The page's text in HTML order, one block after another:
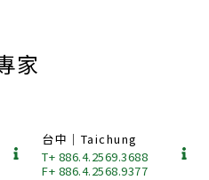
家
台中｜Taichung
T+ 886.4.2569.3688
F+ 886.4.2568.9377